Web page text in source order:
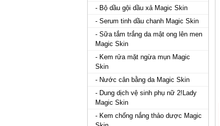
- Bộ dầu gội dầu xả Magic Skin
- Serum tinh dầu chanh Magic Skin
- Sữa tắm trắng da mật ong lên men
Magic Skin
- Kem rửa mặt ngừa mụn Magic
Skin
- Nước cân bằng da Magic Skin
- Dung dịch vệ sinh phụ nữ 2!Lady
Magic Skin
- Kem chống nắng thảo dược Magic